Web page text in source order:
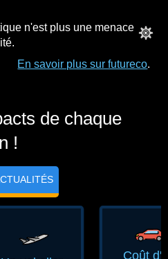
n'est plus une menace
En savoir plus sur futureco.
de chaque
!
Coût